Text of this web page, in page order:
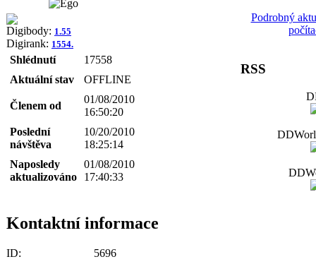
Digibody: 1.55
Digirank: 1554.
Shlédnutí
17558
Aktuální stav
OFFLINE
Členem od
01/08/2010
16:50:20
Poslední
návštěva
10/20/2010
18:25:14
Naposledy
aktualizováno
01/08/2010
17:40:33
Kontaktní informace
ID: 5696
Podrobný
RSS